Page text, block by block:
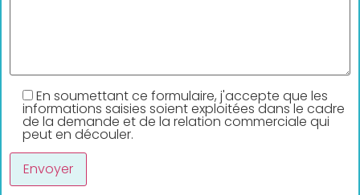
En soumettant ce formulaire, j'accepte que les
informations saisies soient exploitées dans le cadre
de la demande et de la relation commerciale qui
peut en découler.